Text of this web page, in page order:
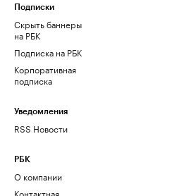
Подписки
Скрыть баннеры
на РБК
Подписка на РБК
Корпоративная
подписка
Уведомления
RSS Новости
РБК
О компании
Контактная